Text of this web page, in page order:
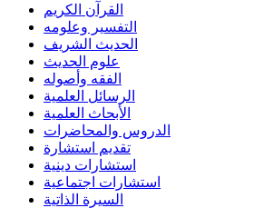
القرآن الكريم
التفسير وعلومه
الحديث الشريف
علوم الحديث
الفقه وأصوله
الرسائل العلمية
الأبحاث العلمية
الدروس والمحاضرات
تقديم استشارة
استشارات دينية
استشارات اجتماعية
السيرة الذاتية